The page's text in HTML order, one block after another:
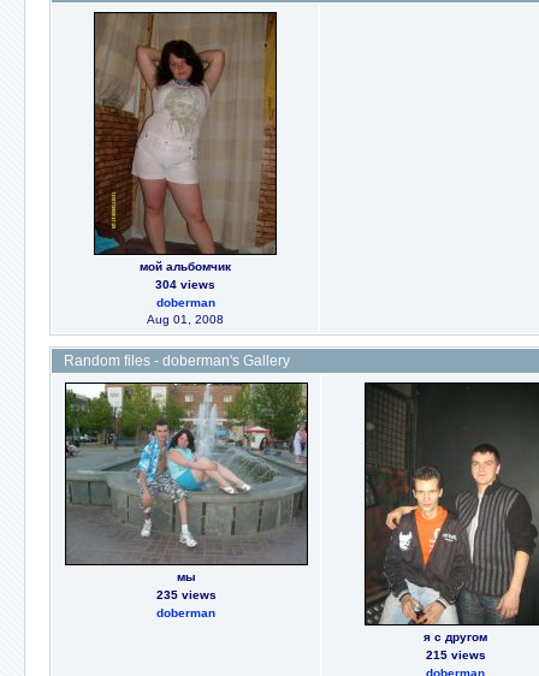
мой альбомчик
304 views
doberman
Aug 01, 2008
Random files - doberman's Gallery
мы
235 views
doberman
я с другом
215 views
doberman